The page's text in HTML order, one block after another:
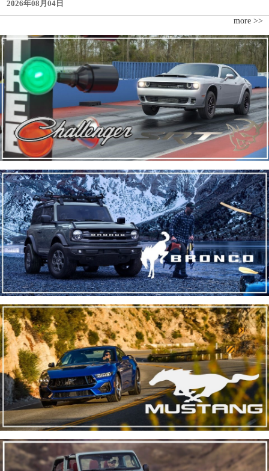
2026年08月04日
more >>